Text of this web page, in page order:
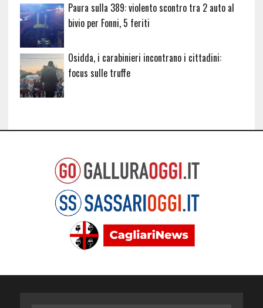
Paura sulla 389: violento scontro tra 2 auto al
bivio per Fonni, 5 feriti
Osidda, i carabinieri incontrano i cittadini:
focus sulle truffe